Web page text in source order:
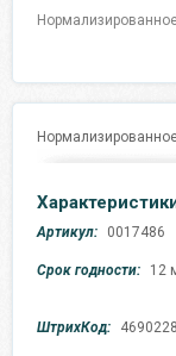
Артикул: 0017486
Срок годности: 12
ШтрихКод: